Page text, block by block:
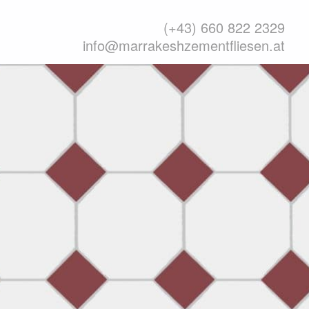
(+43) 660 822 2329
info@marrakeshzementfliesen.at